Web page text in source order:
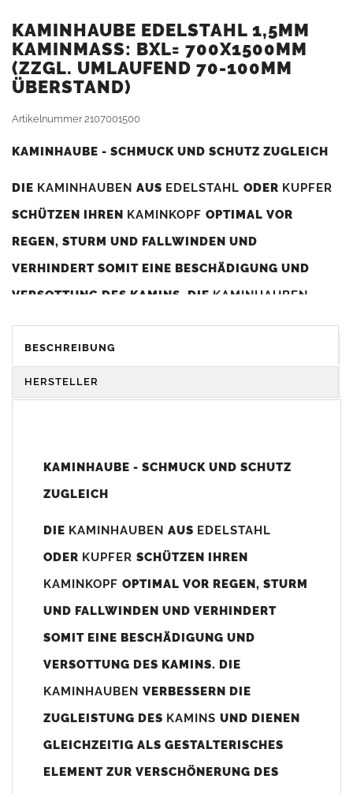
KAMINHAUBE EDELSTAHL 1,5MM
KAMINMASS: BXL= 700X1500MM (
ZZGL. UMLAUFEND 70-100MM Ü
BERSTAND)
Artikelnummer2107001500
KAMINHAUBE - SCHMUCK UND SCHUTZ ZUGLEICH
DIE KAMINHAUBEN AUS EDELSTAHL ODER KUPFER
SCHÜTZEN IHREN KAMINKOPF OPTIMAL VOR
REGEN, STURM UND FALLWINDEN UND
VERHINDERT SOMIT EINE BESCHÄDIGUNG UND
VERSOTTUNG DES KAMINS. DIE KAMINHAUBEN
DIENEN GLEICHZEITIG ALS GESTALTERISCHES
ELEMENT ZUR VERSCHÖNERUNG DES BAUWERKS.
Unsere Maßangaben beziehen sich immer auf das
800mm x 740-800mm angefertigt (siehe Bild/Zeichnung unten).
angefertigt werden (bitte anfragen).
(siehe Bild/Zeichnung unten) angefertigt. Sollten die Bohrungen
nicht passen dann bitte "ohne"Bohrungen (Auswahlfeld)
bis 500mm Kaminbreite: Abstand vom Kaminrand ca.
80mm
BESCHREIBUNG
HERSTELLER
KAMINHAUBE - SCHMUCK UND SCHUTZ
ZUGLEICH
DIE KAMINHAUBEN AUS EDELSTAHL
ODER KUPFER SCHÜTZEN IHREN
KAMINKOPF OPTIMAL VOR REGEN, STURM
UND FALLWINDEN UND VERHINDERT
SOMIT EINE BESCHÄDIGUNG UND
VERSOTTUNG DES KAMINS. DIE
KAMINHAUBEN VERBESSERN DIE
ZUGLEISTUNG DES KAMINS UND DIENEN
GLEICHZEITIG ALS GESTALTERISCHES
ELEMENT ZUR VERSCHÖNERUNG DES